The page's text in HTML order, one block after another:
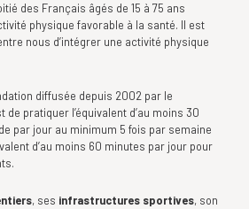
des Français âgés de 15 à 75 ans
physique favorable à la santé. Il est
nous d’intégrer une activité physique
diffusée depuis 2002 par le
pratiquer l’équivalent d’au moins 30
par jour au minimum 5 fois par semaine
d’au moins 60 minutes par jour pour
, ses infrastructures sportives, son